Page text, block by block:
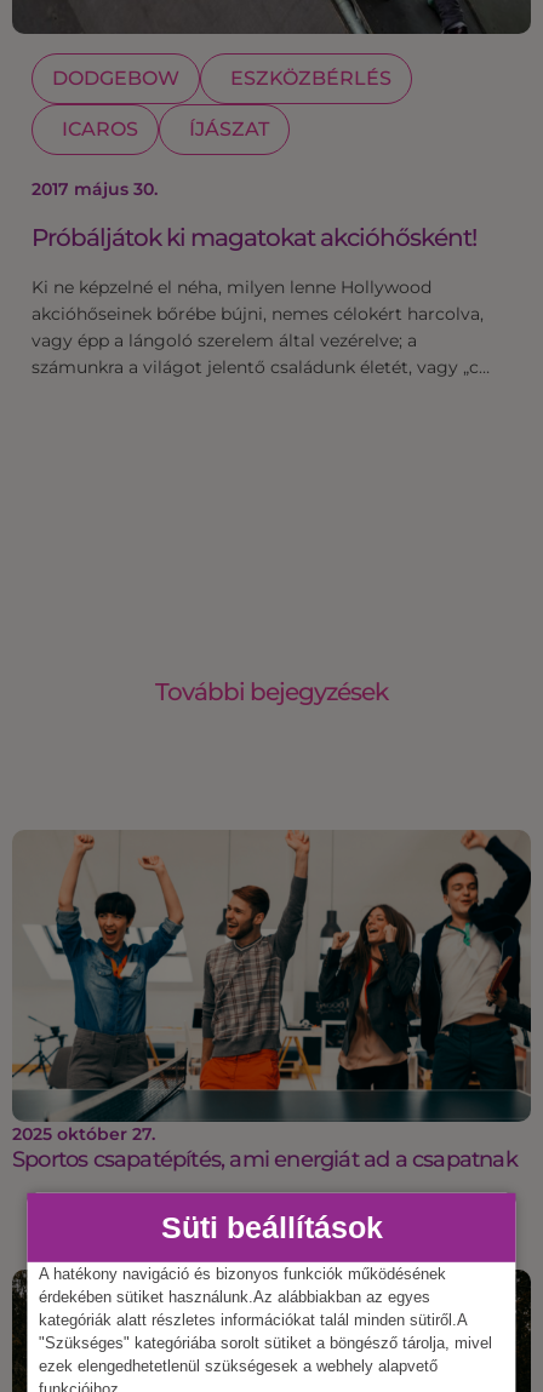
DODGEBOW ESZKÖZBÉRLÉS
ICAROS ÍJÁSZAT
2017 május 30.
Próbáljátok ki magatokat akcióhősként!
Ki ne képzelné el néha, milyen lenne Hollywood
akcióhőseinek bőrébe bújni, nemes célokért harcolva,
vagy épp a lángoló szerelem által vezérelve; a
számunkra a világot jelentő családunk életét, vagy „c…
További bejegyzések
2025 október 27.
Sportos csapatépítés, ami energiát ad a csapatnak
Süti beállítások
A hatékony navigáció és bizonyos funkciók működésének
érdekében sütiket használunk.Az alábbiakban az egyes
kategóriák alatt részletes információkat talál minden sütiről.A
"Szükséges" kategóriába sorolt sütiket a böngésző tárolja, mivel
ezek elengedhetetlenül szükségesek a webhely alapvető